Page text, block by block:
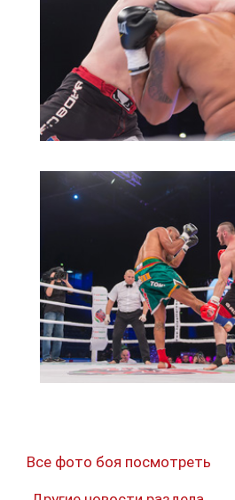
Все фото боя посмотреть